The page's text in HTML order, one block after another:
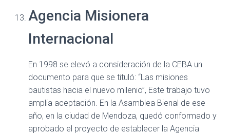
Agencia Misionera
Internacional
En 1998 se elevó a consideración de la CEBA un
documento para que se tituló: “Las misiones
bautistas hacia el nuevo milenio”, Este trabajo tuvo
amplia aceptación. En la Asamblea Bienal de ese
año, en la ciudad de Mendoza, quedó conformado y
aprobado el proyecto de establecer la Agencia